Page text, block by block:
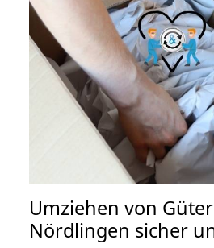
Umziehen von
Nördlingen sicher